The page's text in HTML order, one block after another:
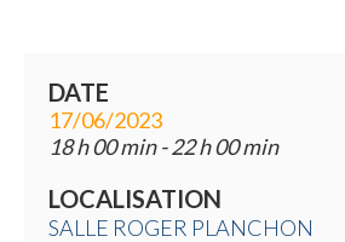
DATE
17/06/2023
18 h 00 min - 22 h 00 min
LOCALISATION
SALLE ROGER PLANCHON